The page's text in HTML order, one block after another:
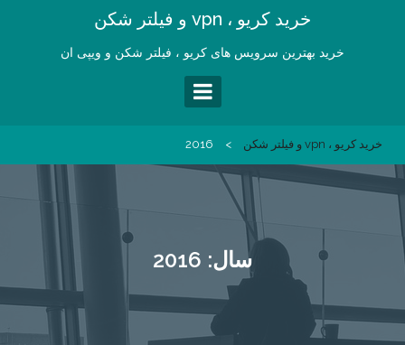
خرید کریو ، vpn و فیلتر شکن
خرید بهترین سرویس های کریو ، فیلتر شکن و ویپی ان
خرید کریو ، vpn و فیلتر شکن >
2016
سال: 2016